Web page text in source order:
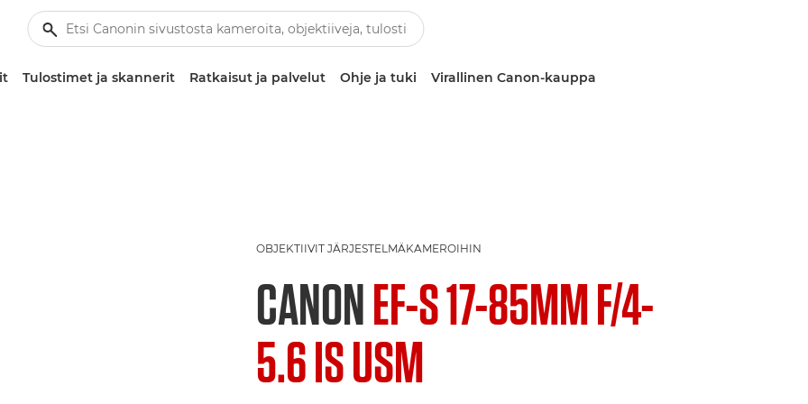
Tulostimet ja skannerit Ratkaisut ja palvelut Ohje ja tuki Virallinen Canon-kauppa
OBJEKTIIVIT JÄRJESTELMÄKAMEROIHIN
CANONEF-S 17-85MM F/4-
5.6 IS USM